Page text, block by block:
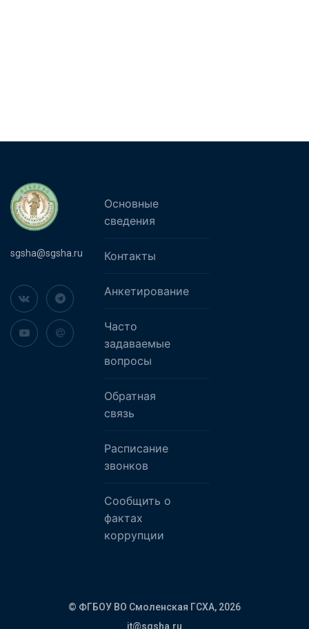
sgsha@sgsha.ru
Основные
сведения
Контакты
Анкетирование
Часто
задаваемые
вопросы
Обратная
связь
Расписание
звонков
Сообщить о
фактах
коррупции
© ФГБОУ ВО Смоленская ГСХА, 2026
it@sgsha.ru